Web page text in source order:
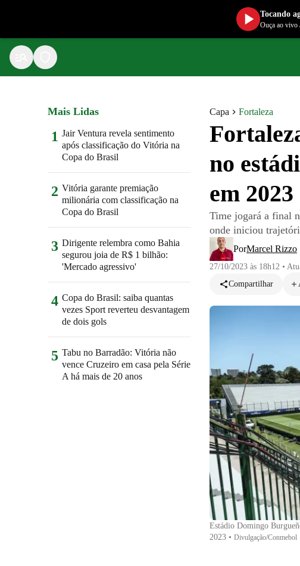
Capa Fortaleza
no
em 2023
Time jogará a final
onde iniciou
PorMarcel Rizzo
27/10/2023 às 18h12 •
Compartilhar
Estádio Domingo
2023 • Divulgação/Conmebol
Mais Lidas
1 Jair Ventura revela sentimento
após classificação do Vitória na
Copa do Brasil
2 Vitória garante premiação
milionária com classificação na
Copa do Brasil
3 Dirigente relembra como Bahia
segurou joia de R$ 1 bilhão:
'Mercado agressivo'
4 Copa do Brasil: saiba quantas
vezes Sport reverteu desvantagem
de dois gols
5 Tabu no Barradão: Vitória não
vence Cruzeiro em casa pela Série
A há mais de 20 anos
Tocando
Ouça ao vivo